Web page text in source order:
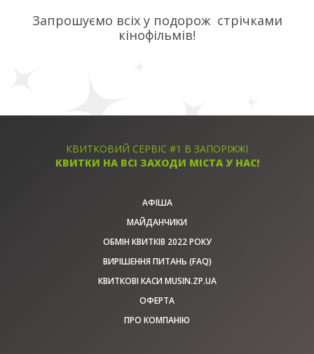
Запрошуємо всіх у подорож стрічками
кінофільмів!
КВИТКОВИЙ СЕРВІС #1 В ЗАПОРІЖЖІ
КВИТКИ НА ВСІ ЗАХОДИ МІСТА У НАС!
АФІША
МАЙДАНЧИКИ
ОБМІН КВИТКІВ 2022 РОКУ
ВИРІШЕННЯ ПИТАНЬ (FAQ)
КВИТКОВІ КАСИ MUSIN.ZP.UA
ОФЕРТА
ПРО КОМПАНІЮ